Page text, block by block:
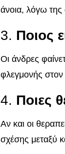
άνοια, λόγω της
3. Ποιος
Οι άνδρες
φλεγμονής στον
4. Ποιες
Αν και οι
σχέσης μεταξύ